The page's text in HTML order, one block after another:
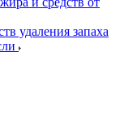
удаления запаха